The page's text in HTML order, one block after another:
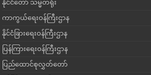
နိုင်ငံတော် သမ္မတရုံး
ကာကွယ်ရေးဝန်ကြီးဌာန
နိုင်ငံခြားရေးဝန်ကြီးဌာန
ပြန်ကြားရေးဝန်ကြီးဌာန
ပြည်ထောင်စုလွှတ်တော်